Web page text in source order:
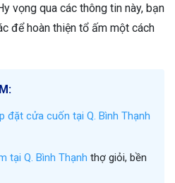
vọng qua các thông tin này, bạn
để hoàn thiện tổ ấm một cách
đặt cửa cuốn tại Q. Bình Thạnh
tại Q. Bình Thạnh thợ giỏi, bền